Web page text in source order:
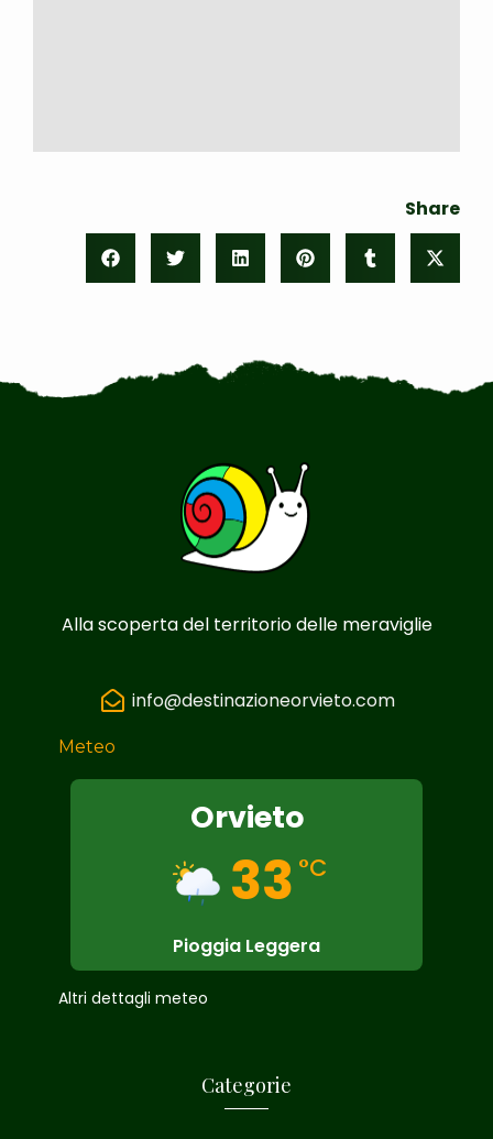
Share
Alla scoperta del territorio delle meraviglie
info@destinazioneorvieto.com
Meteo
Orvieto
33 °C
Pioggia Leggera
Altri dettagli meteo
Categorie